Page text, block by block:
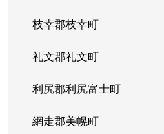
枝幸郡枝幸町
礼文郡礼文町
利尻郡利尻富士町
網走郡美幌町